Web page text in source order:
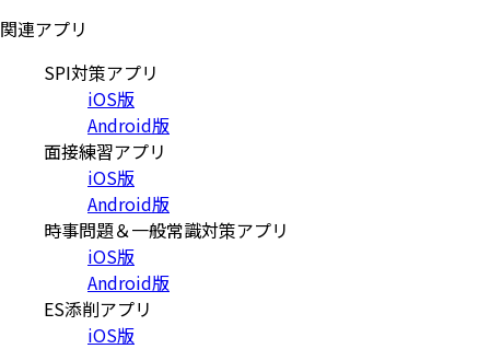
関連アプリ
SPI対策アプリ
iOS版
Android版
面接練習アプリ
iOS版
Android版
時事問題＆一般常識対策アプリ
iOS版
Android版
ES添削アプリ
iOS版